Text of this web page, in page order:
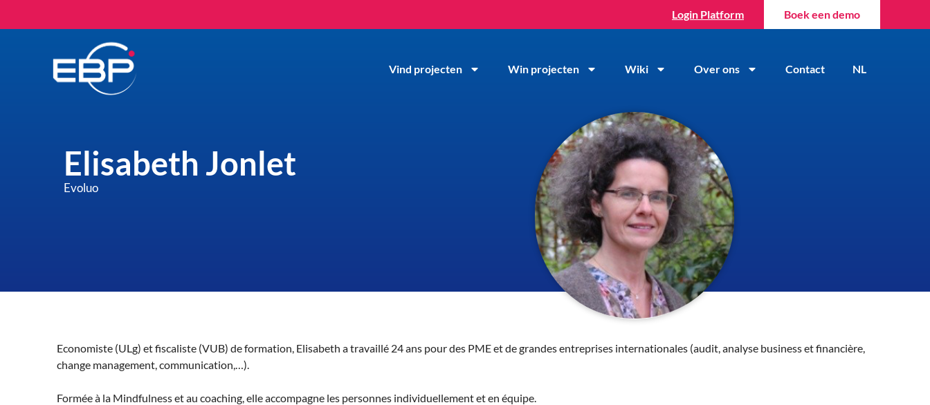
Login Platform Boek een demo
Vind projecten Win projecten Wiki Over ons Contact NL
Elisabeth Jonlet
Evoluo
Economiste (ULg) et fiscaliste (VUB) de formation, Elisabeth a travaillé 24 ans pour des PME et de grandes entreprises internationales (audit, analyse business et financière,
change management, communication,…).
Formée à la Mindfulness et au coaching, elle accompagne les personnes individuellement et en équipe.